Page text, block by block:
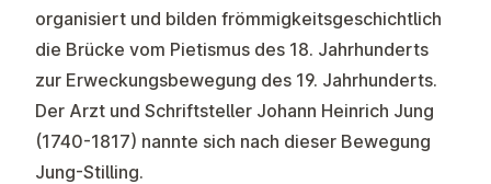
organisiert und bilden frömmigkeitsgeschichtlich
die Brücke vom Pietismus des 18. Jahrhunderts
zur Erweckungsbewegung des 19. Jahrhunderts.
Der Arzt und Schriftsteller Johann Heinrich Jung
(1740-1817) nannte sich nach dieser Bewegung
Jung-Stilling.